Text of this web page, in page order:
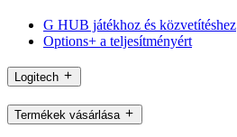
G HUB játékhoz és közvetítéshez
Options+ a teljesítményért
Logitech
Termékek vásárlása